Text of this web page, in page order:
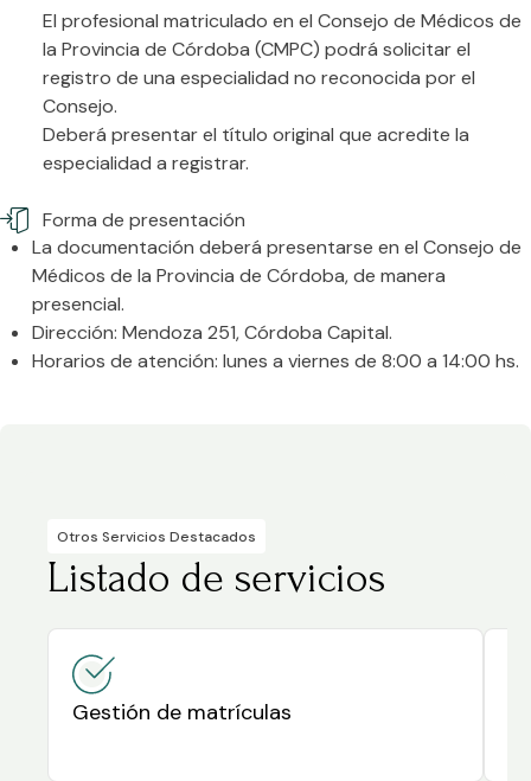
El profesional matriculado en el Consejo de Médicos de
la Provincia de Córdoba (CMPC) podrá solicitar el
registro de una especialidad no reconocida por el
Consejo.
Deberá presentar el título original que acredite la
especialidad a registrar.
Forma de presentación
La documentación deberá presentarse en el Consejo de
Médicos de la Provincia de Córdoba, de manera
presencial.
Dirección: Mendoza 251, Córdoba Capital.
Horarios de atención: lunes a viernes de 8:00 a 14:00 hs.
Otros Servicios Destacados
Listado de servicios
Gestión de matrículas